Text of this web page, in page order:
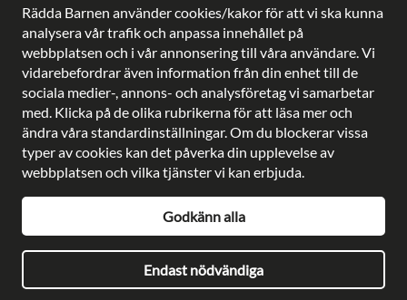
Rädda Barnen använder cookies/kakor för att vi ska kunna
analysera vår trafik och anpassa innehållet på
webbplatsen och i vår annonsering till våra användare. Vi
vidarebefordrar även information från din enhet till de
sociala medier-, annons- och analysföretag vi samarbetar
med. Klicka på de olika rubrikerna för att läsa mer och
ändra våra standardinställningar. Om du blockerar vissa
typer av cookies kan det påverka din upplevelse av
webbplatsen och vilka tjänster vi kan erbjuda.
Endast nödvändiga
Godkänn alla
Plusgiro: 90 2003-3
Bankgiro: 902-0033
Säkra betalningar med
Besöksadress: Gustavslundsvägen 141, Bromma
Postadress: Rädda Barnen, 107 88 Stockholm
Telefon:08-698 90 00
kundservice@rb.se
Org. nr: 802002-8638